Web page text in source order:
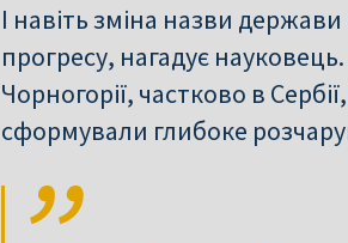
І навіть зміна назви
прогресу, нагадує науковець.
Чорногорії, частково в
сформували глибоке